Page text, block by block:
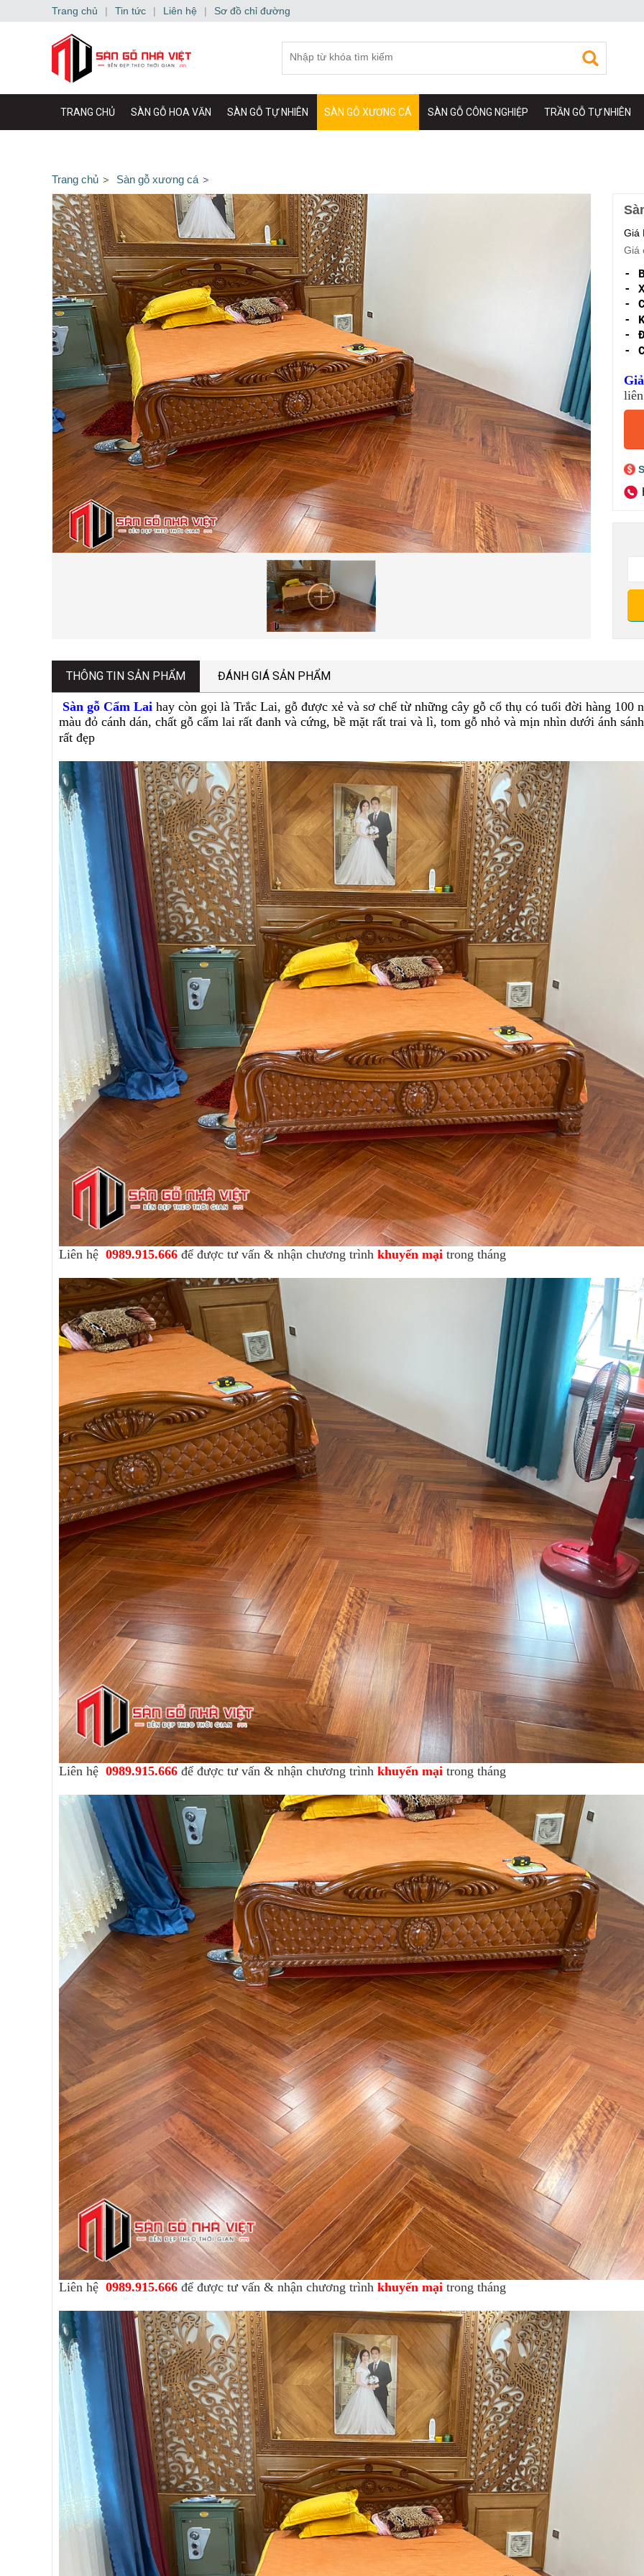
TRANG CHỦ SÀN GỖ HOA VĂN SÀN GỖ TỰ NHIÊN SÀN GỖ XƯƠNG CÁ SÀN GỖ CÔNG NGHIỆP TRẦN GỖ TỰ NHIÊN
Trang chủ Sàn gỗ xương cá
Giá
Giá
-
-
-
-
-
-
THÔNG TIN SẢN PHẨM ĐÁNH GIÁ SẢN PHẨM
Sàn gỗ Cẩm Lai hay còn gọi là Trắc Lai, gỗ được xẻ và sơ chế từ những cây gỗ cổ thụ có tuổi đời hàng 100
màu đỏ cánh dán, chất gỗ cẩm lai rất đanh và cứng, bề mặt rất trai và lì, tom gỗ nhỏ và mịn nhìn dưới ánh
rất đẹp
Liên hệ 0989.915.666 để được tư vấn & nhận chương trình khuyến mại trong tháng
Liên hệ 0989.915.666 để được tư vấn & nhận chương trình khuyến mại trong tháng
Liên hệ 0989.915.666 để được tư vấn & nhận chương trình khuyến mại trong tháng
Trang chủ | Tin tức | Liên hệ | Sơ đồ chỉ đường